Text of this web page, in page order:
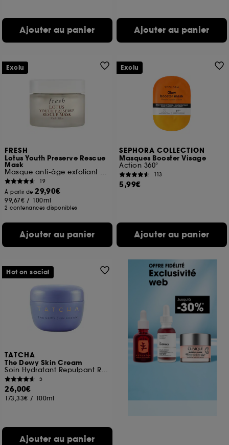
Ajouter au panier Ajouter au panier
FRESH
Lotus Youth Preserve Rescue
Mask
Masque anti-âge exfoliant au Lotus
19
À partir de29,90€
99,67€ / 100ml
2 contenances disponibles
Ajouter au panier
Exclu
SEPHORA COLLECTION
Masques Booster Visage
Action 360°
113
5,99€
Ajouter au panier
Exclu
TATCHA
The Dewy Skin Cream
Soin Hydratant Repulpant Riche Format Voyage
5
26,00€
173,33€ / 100ml
Ajouter au panier
Hot on social